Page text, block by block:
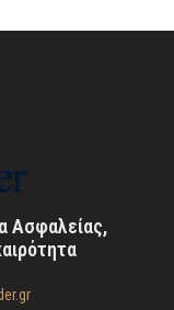
Ασφαλείας,